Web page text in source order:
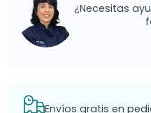
¿Necesitas
Envíos gratis en